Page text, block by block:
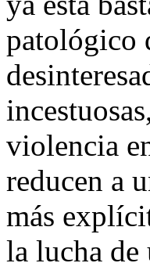
patológico
violencia
reducen a
más
la lucha de